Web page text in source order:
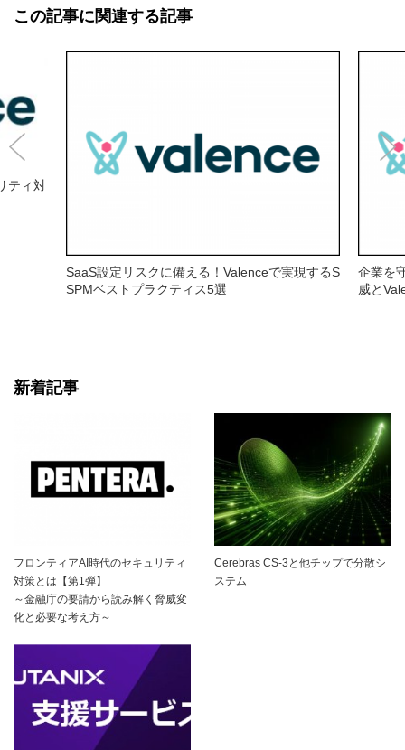
この記事に関連する記事
ティ対
SaaS設定リスクに備える！Valenceで実現するS
SPMベストプラクティス5選
企業を
威と
新着記事
フロンティアAI時代のセキュリティ
対策とは【第1弾】
～金融庁の要請から読み解く脅威変
化と必要な考え方～
Cerebras CS-3と他チップで分散シ
ステム